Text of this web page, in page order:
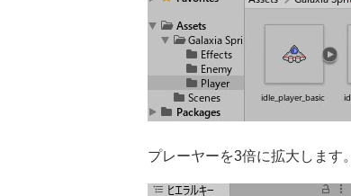
プレーヤーを3倍に拡大します。